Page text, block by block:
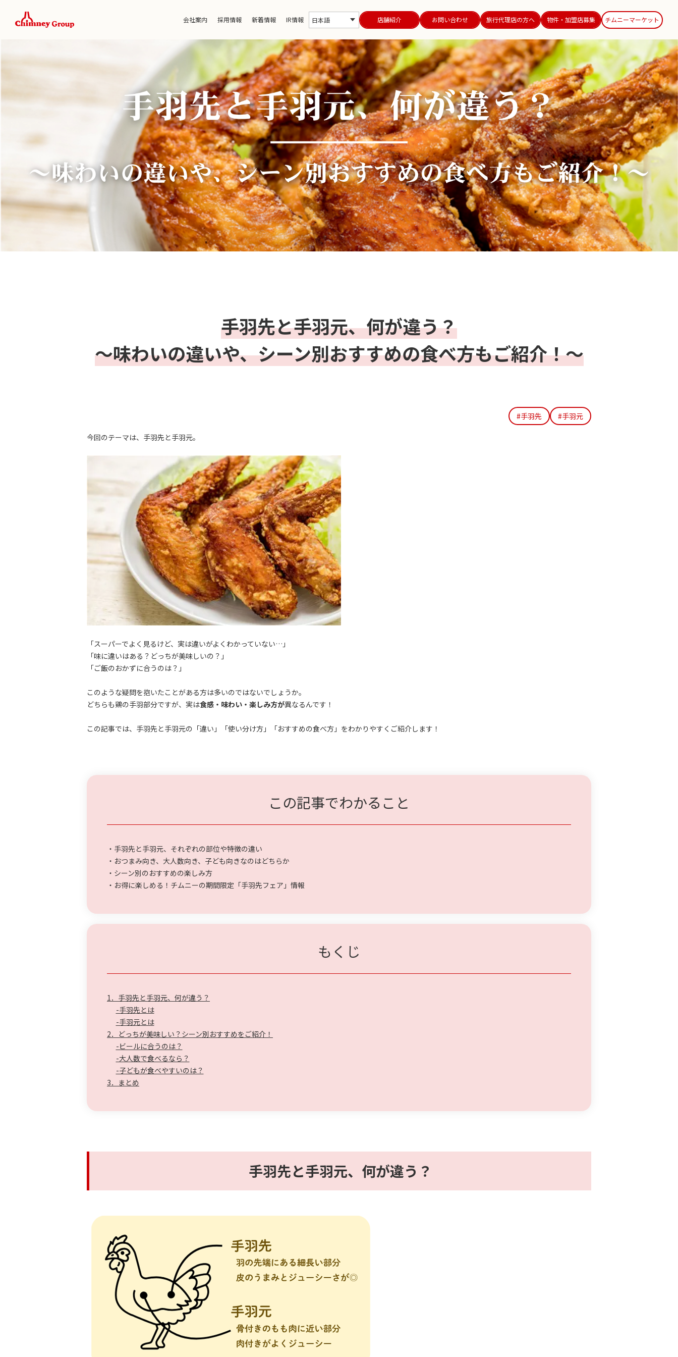
会社案内 採用情報 新着情報 IR情報 日本語 店舗紹介 お問い合わせ 旅行代理店の方へ 物件・加盟店募集 チムニーマーケット
手羽先と手羽元、何が違う？
～味わいの違いや、シーン別おすすめの食べ方もご紹介！～
#手羽先 #手羽元
今回のテーマは、手羽先と手羽元。
「スーパーでよく見るけど、実は違いがよくわかっていない…」
「味に違いはある？どっちが美味しいの？」
「ご飯のおかずに合うのは？」
このような疑問を抱いたことがある方は多いのではないでしょうか。
どちらも鶏の手羽部分ですが、実は食感・味わい・楽しみ方が異なるんです！
この記事では、手羽先と手羽元の「違い」「使い分け方」「おすすめの食べ方」をわかりやすくご紹介します！
この記事でわかること
・手羽先と手羽元、それぞれの部位や特徴の違い
・おつまみ向き、大人数向き、子ども向きなのはどちらか
・シーン別のおすすめの楽しみ方
・お得に楽しめる！チムニーの期間限定「手羽先フェア」情報
もくじ
1．手羽先と手羽元、何が違う？
-手羽先とは
-手羽元とは
2．どっちが美味しい？シーン別おすすめをご紹介！
-ビールに合うのは？
-大人数で食べるなら？
-子どもが食べやすいのは？
3．まとめ
手羽先と手羽元、何が違う？